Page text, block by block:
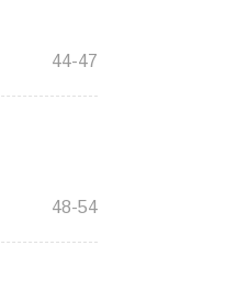
44-47
48-54